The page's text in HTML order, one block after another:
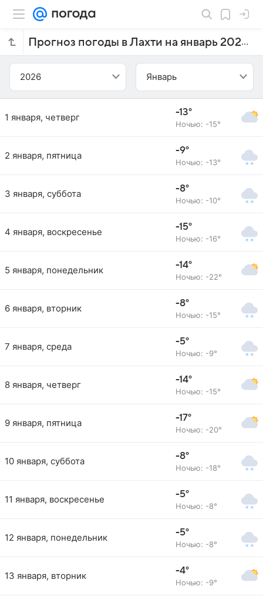
Прогноз погоды в Лахти на январь 2026 года
2026 Январь
1 января, четверг -13°
Ночью: -15°
2 января, пятница -9°
Ночью: -13°
3 января, суббота -8°
Ночью: -10°
4 января, воскресенье -15°
Ночью: -16°
5 января, понедельник -14°
Ночью: -22°
6 января, вторник -8°
Ночью: -15°
7 января, среда -5°
Ночью: -9°
8 января, четверг -14°
Ночью: -15°
9 января, пятница -17°
Ночью: -20°
10 января, суббота -8°
Ночью: -18°
11 января, воскресенье -5°
Ночью: -8°
12 января, понедельник -5°
Ночью: -8°
13 января, вторник -4°
Ночью: -9°